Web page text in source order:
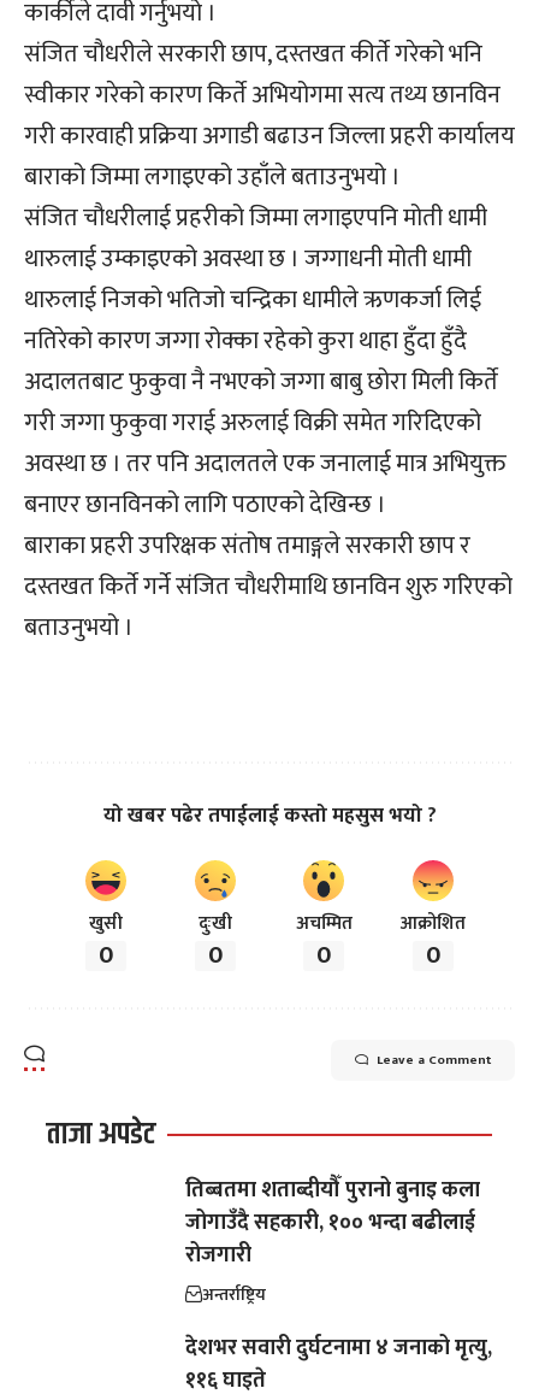
कार्कीले दावी गर्नुभयो ।
संजित चौधरीले सरकारी छाप, दस्तखत कीर्ते गरेको भनि
स्वीकार गरेको कारण किर्ते अभियोगमा सत्य तथ्य छानविन
गरी कारवाही प्रक्रिया अगाडी बढाउन जिल्ला प्रहरी कार्यालय
बाराको जिम्मा लगाइएको उहाँले बताउनुभयो ।
संजित चौधरीलाई प्रहरीको जिम्मा लगाइएपनि मोती धामी
थारुलाई उम्काइएको अवस्था छ । जग्गाधनी मोती धामी
थारुलाई निजको भतिजो चन्द्रिका धामीले ऋणकर्जा लिई
नतिरेको कारण जग्गा रोक्का रहेको कुरा थाहा हुँदा हुँदै
अदालतबाट फुकुवा नै नभएको जग्गा बाबु छोरा मिली किर्ते
गरी जग्गा फुकुवा गराई अरुलाई विक्री समेत गरिदिएको
अवस्था छ । तर पनि अदालतले एक जनालाई मात्र अभियुक्त
बनाएर छानविनको लागि पठाएको देखिन्छ ।
बाराका प्रहरी उपरिक्षक संतोष तमाङ्गले सरकारी छाप र
दस्तखत किर्ते गर्ने संजित चौधरीमाथि छानविन शुरु गरिएको
बताउनुभयो ।
यो खबर पढेर तपाईलाई कस्तो महसुस भयो ?
खुसी
0
दुःखी
0
अचम्मित
0
आक्रोशित
0
Leave a Comment
ताजा अपडेट
तिब्बतमा शताब्दीयौँ पुरानो बुनाइ कला
जोगाउँदै सहकारी, १०० भन्दा बढीलाई
रोजगारी
अन्तर्राष्ट्रिय
देशभर सवारी दुर्घटनामा ४ जनाको मृत्यु,
११६ घाइते